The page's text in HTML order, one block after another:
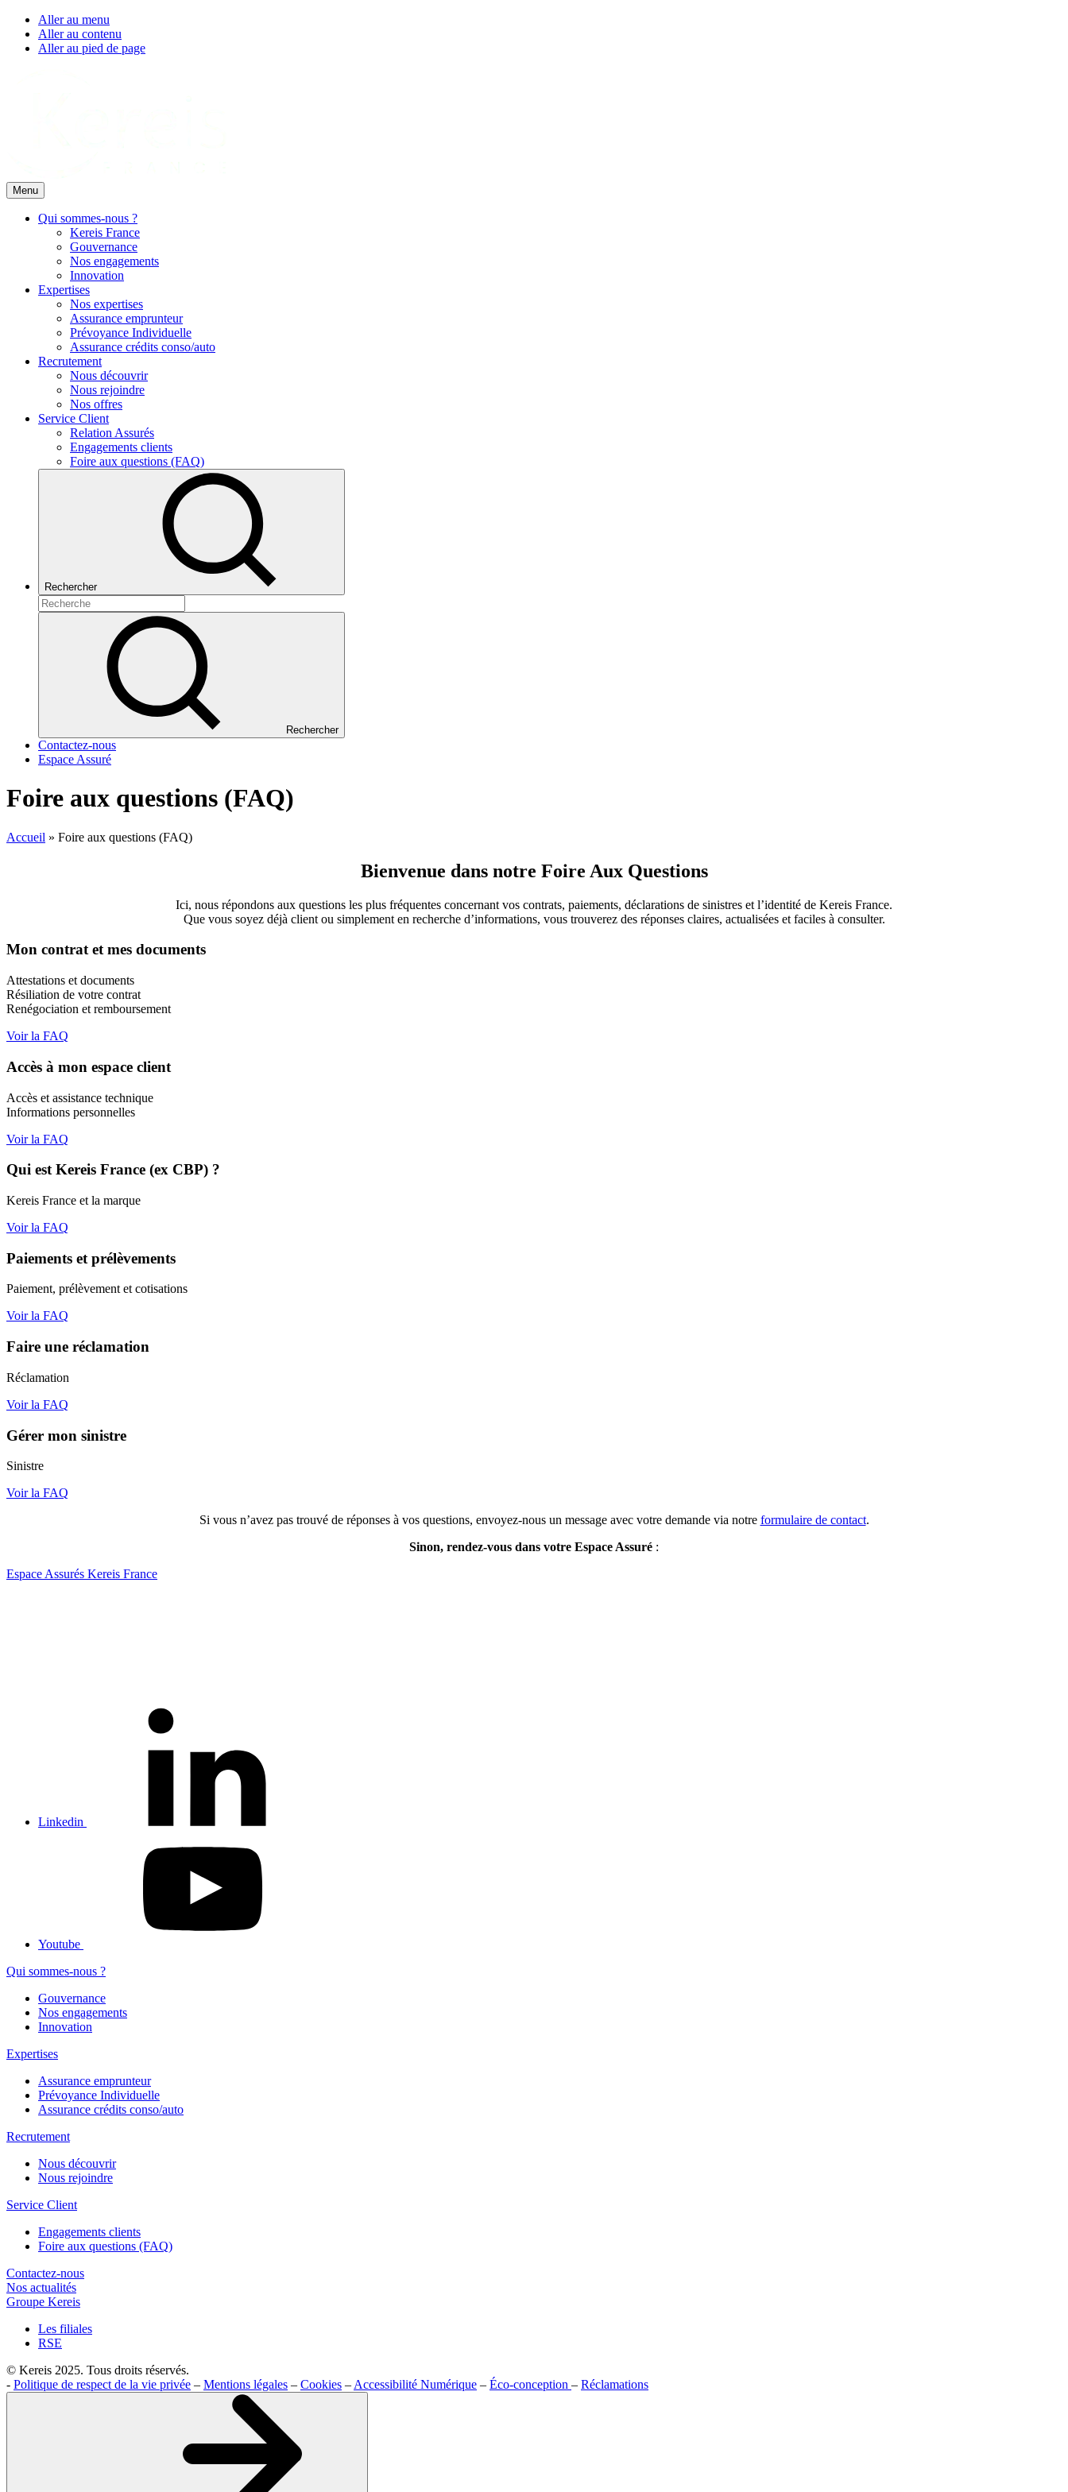
Aller au menu
Aller au contenu
Aller au pied de page
Menu
Qui sommes-nous ?
Kereis France
Gouvernance
Nos engagements
Innovation
Expertises
Nos expertises
Assurance emprunteur
Prévoyance Individuelle
Assurance crédits conso/auto
Recrutement
Nous découvrir
Nous rejoindre
Nos offres
Service Client
Relation Assurés
Engagements clients
Foire aux questions (FAQ)
Rechercher
Rechercher
Contactez-nous
Espace Assuré
Foire aux questions (FAQ)
Accueil » Foire aux questions (FAQ)
Bienvenue dans notre Foire Aux Questions
Ici, nous répondons aux questions les plus fréquentes concernant vos contrats, paiements, déclarations de sinistres et l’identité de Kereis France.
Que vous soyez déjà client ou simplement en recherche d’informations, vous trouverez des réponses claires, actualisées et faciles à consulter.
Mon contrat et mes documents
Attestations et documents
Résiliation de votre contrat
Renégociation et remboursement
Voir la FAQ
Accès à mon espace client
Accès et assistance technique
Informations personnelles
Voir la FAQ
Qui est Kereis France (ex CBP) ?
Kereis France et la marque
Voir la FAQ
Paiements et prélèvements
Paiement, prélèvement et cotisations
Voir la FAQ
Faire une réclamation
Réclamation
Voir la FAQ
Gérer mon sinistre
Sinistre
Voir la FAQ
Si vous n’avez pas trouvé de réponses à vos questions, envoyez-nous un message avec votre demande via notre formulaire de contact.
Sinon, rendez-vous dans votre Espace Assuré :
Espace Assurés Kereis France
Linkedin
Youtube
Qui sommes-nous ?
Gouvernance
Nos engagements
Innovation
Expertises
Assurance emprunteur
Prévoyance Individuelle
Assurance crédits conso/auto
Recrutement
Nous découvrir
Nous rejoindre
Service Client
Engagements clients
Foire aux questions (FAQ)
Contactez-nous
Nos actualités
Groupe Kereis
Les filiales
RSE
© Kereis 2025. Tous droits réservés.
- Politique de respect de la vie privée – Mentions légales – Cookies – Accessibilité Numérique – Éco-conception – Réclamations